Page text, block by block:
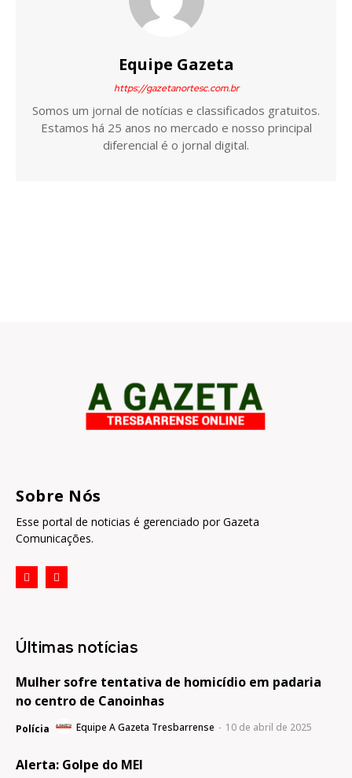
Equipe Gazeta
https://gazetanortesc.com.br
Somos um jornal de notícias e classificados gratuitos.
Estamos há 25 anos no mercado e nosso principal
diferencial é o jornal digital.
Sobre Nós
Esse portal de noticias é gerenciado por Gazeta
Comunicações.
Últimas notícias
Mulher sofre tentativa de homicídio em padaria
no centro de Canoinhas
Polícia Equipe A Gazeta Tresbarrense - 10 de abril de 2025
Alerta: Golpe do MEI